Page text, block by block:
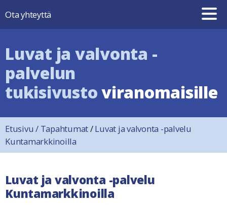
Ota yhteyttä
Luvat ja valvonta -
palvelun
tukisivustoviranomaisille
Etusivu / Tapahtumat/Luvat ja valvonta -palvelu
Kuntamarkkinoilla
Luvat ja valvonta -palvelu
Kuntamarkkinoilla